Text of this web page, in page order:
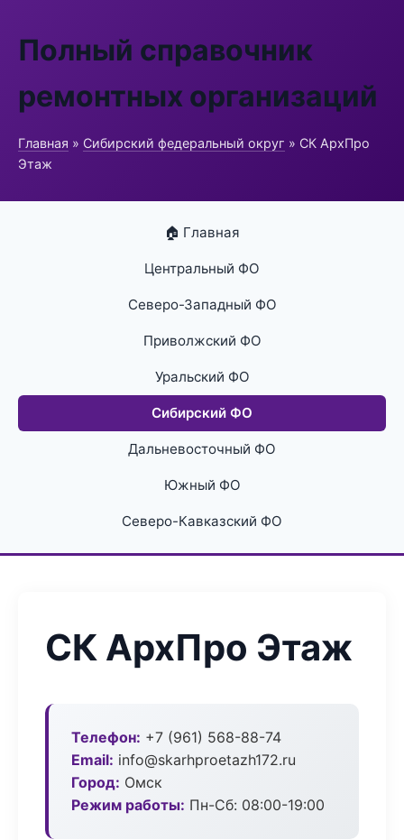
Полный справочник
ремонтных организаций
Главная » Сибирский федеральный округ » СК АрхПро
Этаж
🏠 Главная
Центральный ФО
Северо-Западный ФО
Приволжский ФО
Уральский ФО
Сибирский ФО
Дальневосточный ФО
Южный ФО
Северо-Кавказский ФО
СК АрхПро Этаж
Телефон: +7 (961) 568-88-74
Email: info@skarhproetazh172.ru
Город: Омск
Режим работы: Пн-Сб: 08:00-19:00